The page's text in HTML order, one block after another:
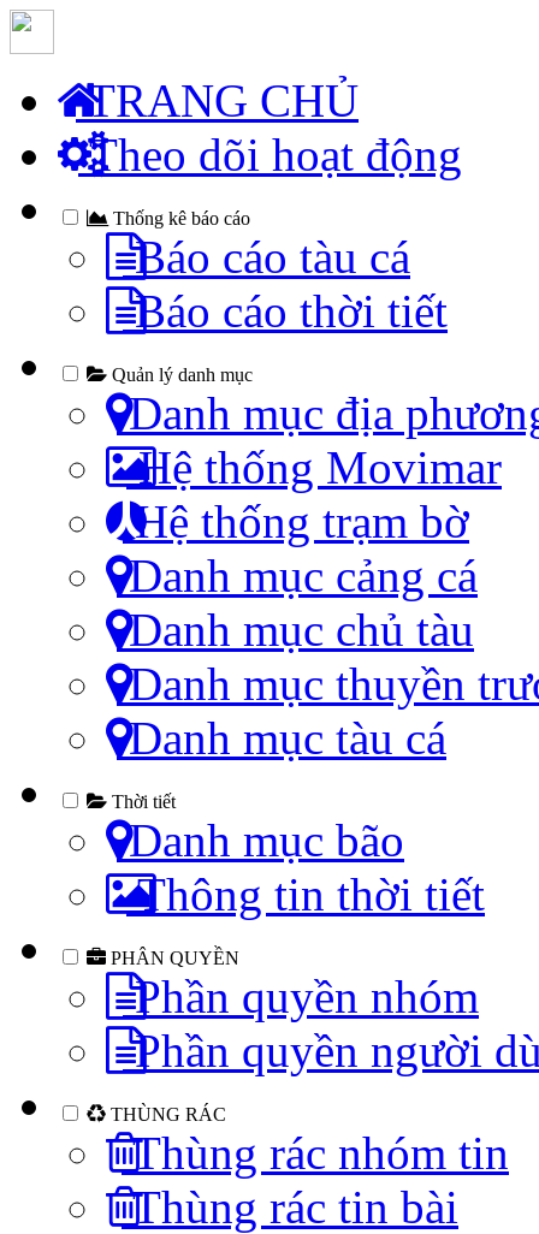
TRANG CHỦ
Theo dõi hoạt động
Thống kê báo cáo
Báo cáo tàu cá
Báo cáo thời tiết
Quản lý danh mục
Danh mục địa
Hệ thống Movimar
Hệ thống trạm bờ
Danh mục cảng cá
Danh mục chủ tàu
Danh mục thuyền
Danh mục tàu cá
Thời tiết
Danh mục bão
Thông tin thời tiết
PHÂN QUYỀN
Phần quyền nhóm
Phần quyền người
THÙNG RÁC
Thùng rác nhóm tin
Thùng rác tin bài